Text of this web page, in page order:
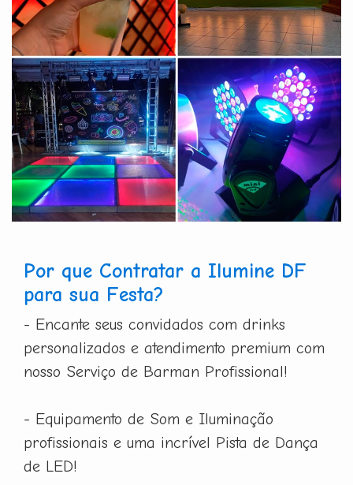
Por que Contratar a Ilumine DF
para sua Festa?
- Encante seus convidados com drinks
personalizados e atendimento premium com
nosso Serviço de Barman Profissional!
- Equipamento de Som e Iluminação
profissionais e uma incrível Pista de Dança
de LED!